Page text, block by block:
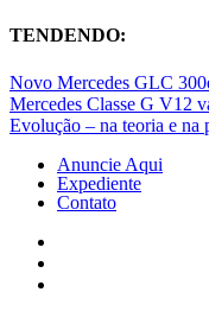
TENDENDO:
Novo Mercedes GLC
Mercedes Classe G V12
Evolução – na teoria e na
Anuncie Aqui
Expediente
Contato